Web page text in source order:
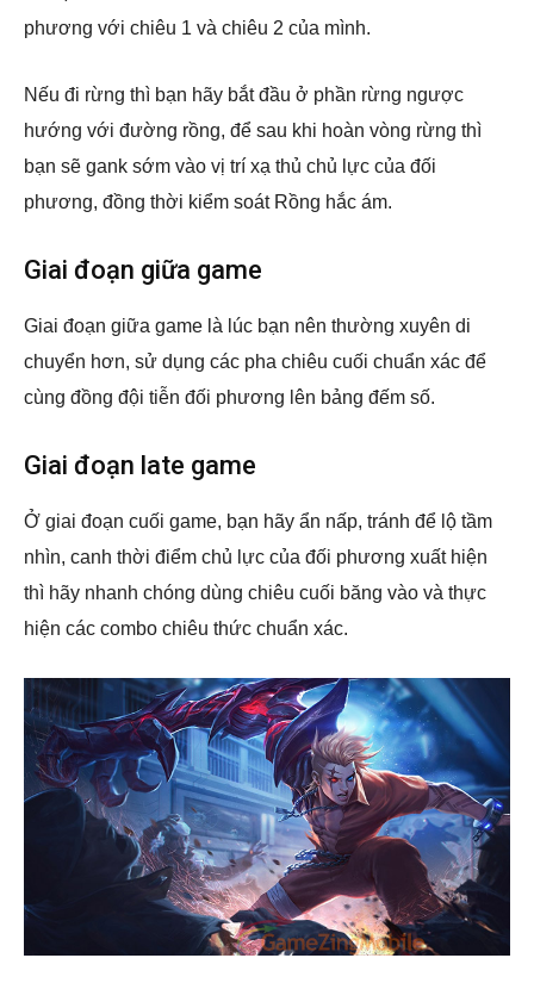
phương với chiêu 1 và chiêu 2 của mình.
Nếu đi rừng thì bạn hãy bắt đầu ở phần rừng ngược
hướng với đường rồng, để sau khi hoàn vòng rừng thì
bạn sẽ gank sớm vào vị trí xạ thủ chủ lực của đối
phương, đồng thời kiểm soát Rồng hắc ám.
Giai đoạn giữa game
Giai đoạn giữa game là lúc bạn nên thường xuyên di
chuyển hơn, sử dụng các pha chiêu cuối chuẩn xác để
cùng đồng đội tiễn đối phương lên bảng đếm số.
Giai đoạn late game
Ở giai đoạn cuối game, bạn hãy ẩn nấp, tránh để lộ tầm
nhìn, canh thời điểm chủ lực của đối phương xuất hiện
thì hãy nhanh chóng dùng chiêu cuối băng vào và thực
hiện các combo chiêu thức chuẩn xác.